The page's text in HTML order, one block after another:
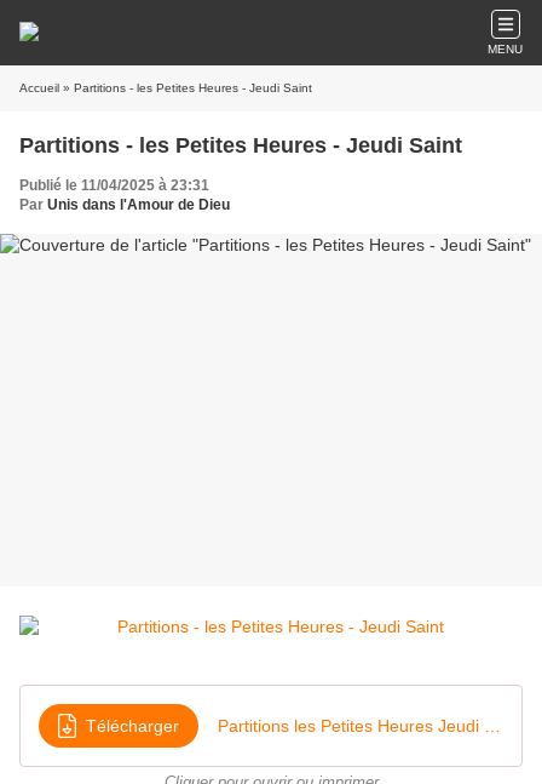
MENU
Accueil » Partitions - les Petites Heures - Jeudi Saint
Partitions - les Petites Heures - Jeudi Saint
Publié le 11/04/2025 à 23:31
Par Unis dans l'Amour de Dieu
Télécharger